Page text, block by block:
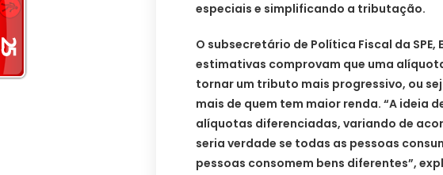
especiais e simplificando a tributação.
O subsecretário de Política Fiscal da SPE,
estimativas comprovam que uma
tornar um tributo mais progressivo, ou
mais de quem tem maior renda. “A ideia
alíquotas diferenciadas, variando de
seria verdade se todas as pessoas
pessoas consomem bens diferentes”,